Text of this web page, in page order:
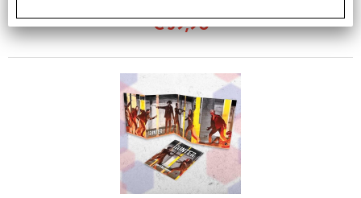
€59,90